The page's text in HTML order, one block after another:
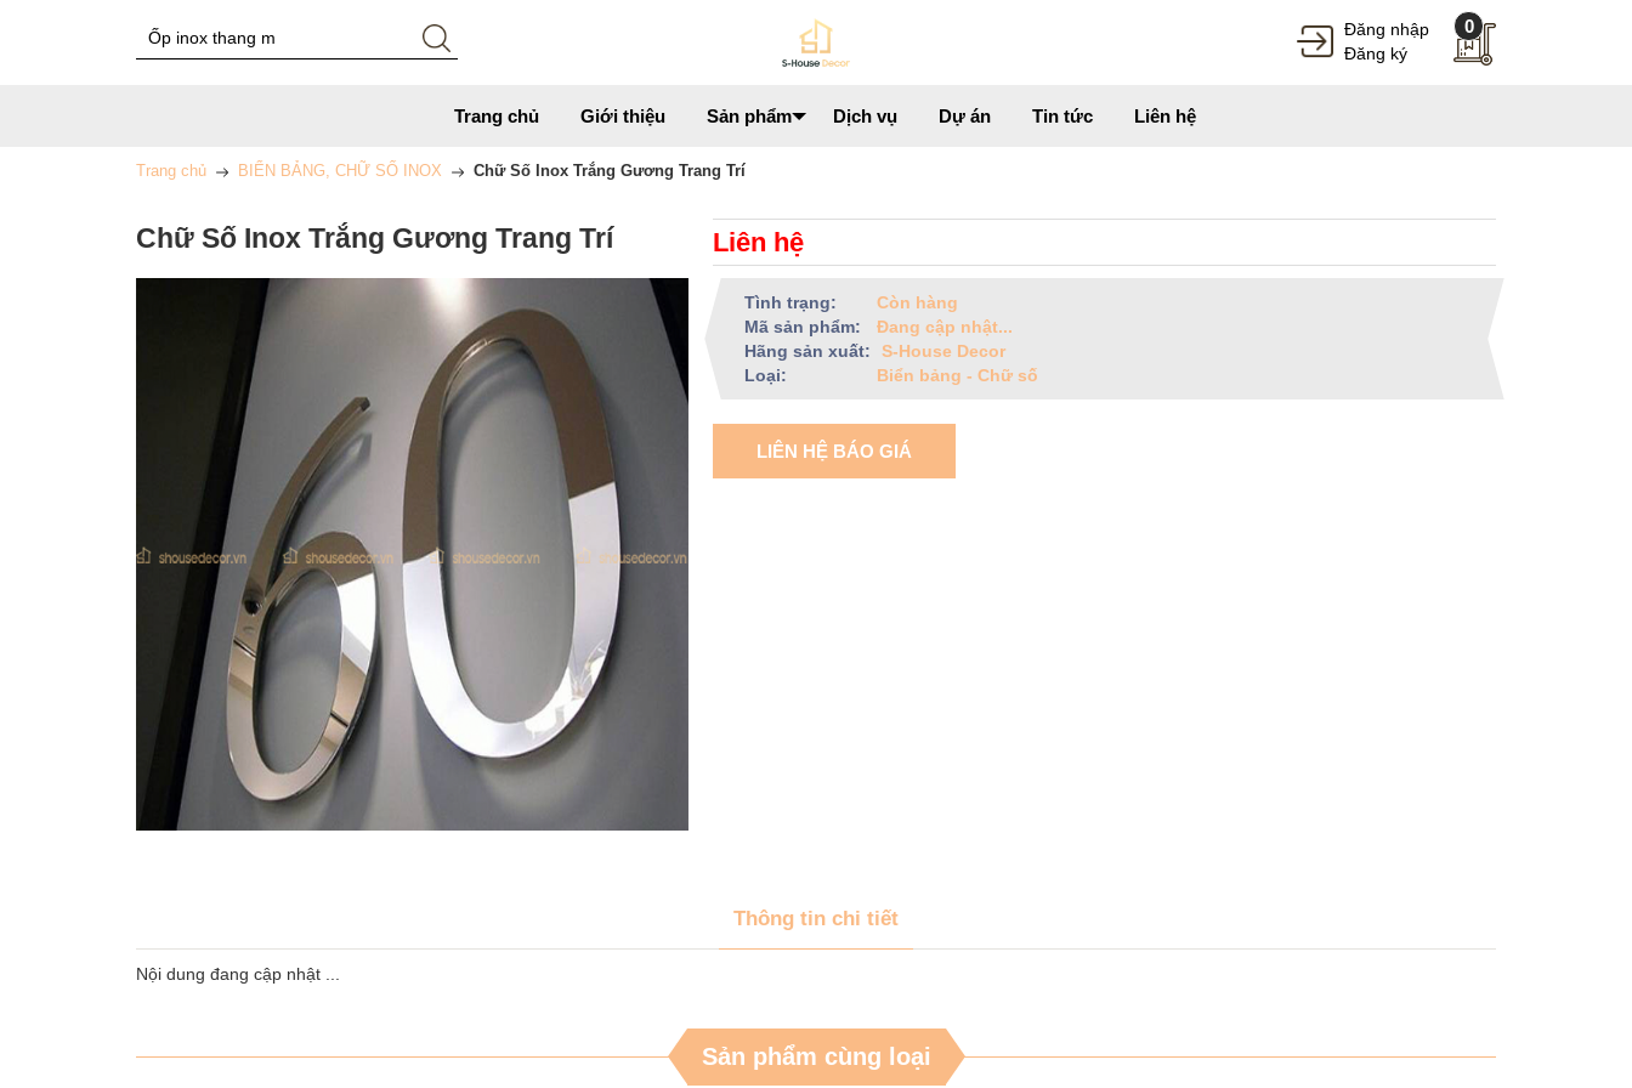
Đăng nhập
Đăng ký
0
Trang chủ Giới thiệu Sản phẩm Dịch vụ Dự án Tin tức Liên hệ
Trang chủ BIỂN BẢNG, CHỮ SỐ INOX Chữ Số Inox Trắng Gương Trang Trí
Chữ Số Inox Trắng Gương Trang Trí Liên hệ
Tình trạng:
Còn hàng
Mã sản phẩm:
Đang cập nhật...
Hãng sản xuất:
S-House Decor
Loại:
Biển bảng - Chữ số
LIÊN HỆ BÁO GIÁ
Thông tin chi tiết
Nội dung đang cập nhật ...
Sản phẩm cùng loại